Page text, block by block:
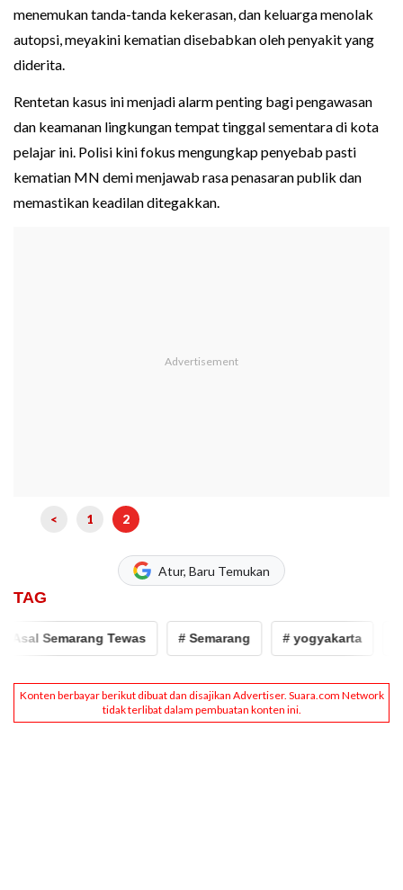
menemukan tanda-tanda kekerasan, dan keluarga menolak
autopsi, meyakini kematian disebabkan oleh penyakit yang
diderita.
Rentetan kasus ini menjadi alarm penting bagi pengawasan
dan keamanan lingkungan tempat tinggal sementara di kota
pelajar ini. Polisi kini fokus mengungkap penyebab pasti
kematian MN demi menjawab rasa penasaran publik dan
memastikan keadilan ditegakkan.
< 1 2
Atur, Baru Temukan
TAG
Semarang Tewas # Semarang # yogyakarta